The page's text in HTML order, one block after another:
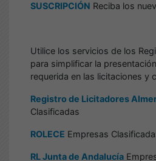
SUSCRIPCIÓN Reciba los
Utilice los servicios de los
para simplificar la
requerida en las licitaciones y
Registro de Licitadores
Clasificadas
ROLECE Empresas
RL Junta de Andalucía